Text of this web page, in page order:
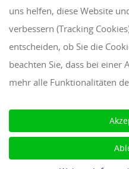
QUICKLINKS
Klientenbereich
Disclaimer
AAB 2018
Cookie Einstellungen
uns helfen, diese Website
verbessern (Tracking
entscheiden, ob Sie die
beachten Sie, dass bei
mehr alle Funktionalitäten